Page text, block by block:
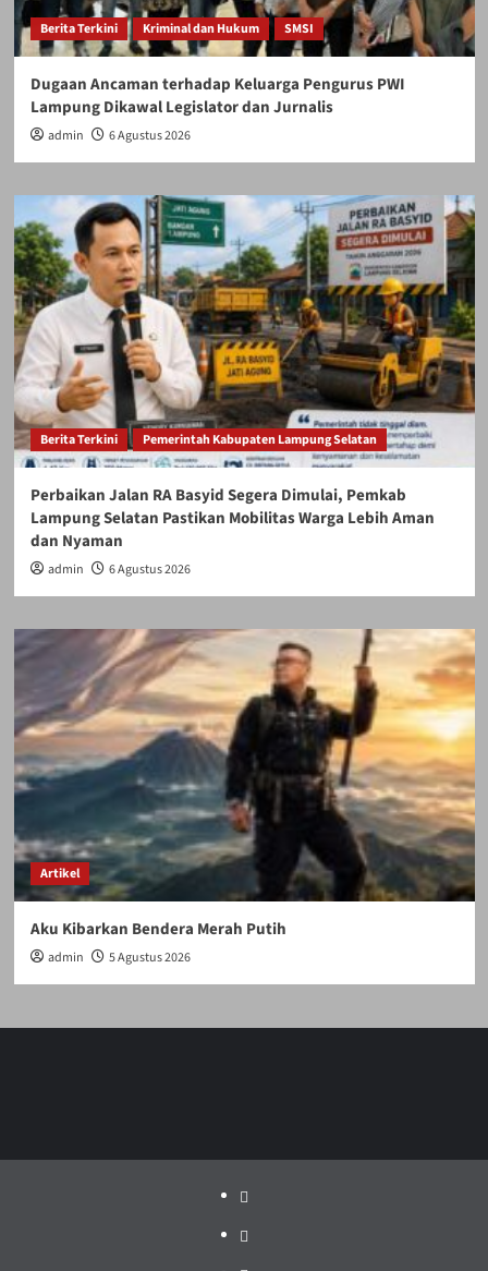
Berita Terkini Kriminal dan Hukum SMSI
Dugaan Ancaman terhadap Keluarga Pengurus PWI
Lampung Dikawal Legislator dan Jurnalis
admin 6 Agustus 2026
Berita Terkini Pemerintah Kabupaten Lampung Selatan
Perbaikan Jalan RA Basyid Segera Dimulai, Pemkab
Lampung Selatan Pastikan Mobilitas Warga Lebih Aman
dan Nyaman
admin 6 Agustus 2026
Artikel
Aku Kibarkan Bendera Merah Putih
admin 5 Agustus 2026
Politik
Pariwisata